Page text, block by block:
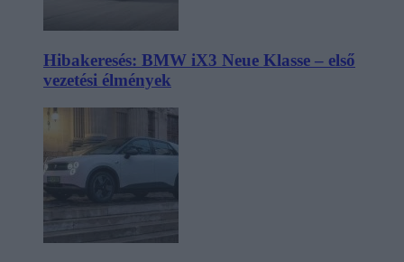
Hibakeresés: BMW iX3 Neue Klasse – első
vezetési élmények